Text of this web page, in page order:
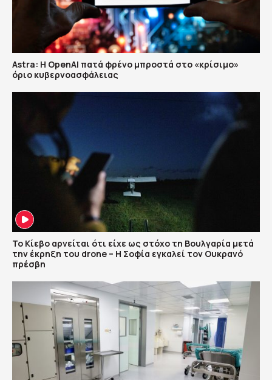
Astra: Η OpenAI πατά φρένο μπροστά στο «κρίσιμο»
όριο κυβερνοασφάλειας
Το Κίεβο αρνείται ότι είχε ως στόχο τη Βουλγαρία μετά
την έκρηξη του drone – Η Σοφία εγκαλεί τον Ουκρανό
πρέσβη